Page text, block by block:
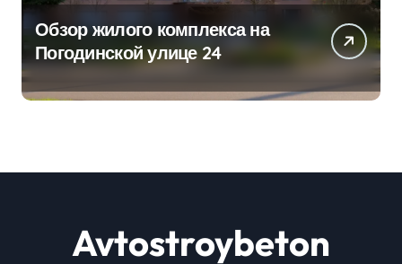
Обзор жилого комплекса на
Погодинской улице 24
Avtostroybeton